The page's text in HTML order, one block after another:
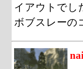
イアウトでし
ボブスレーの